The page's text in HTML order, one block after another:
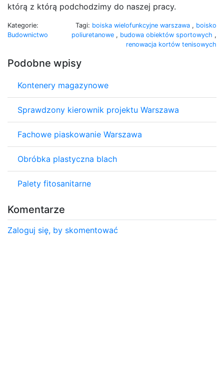
którą z którą podchodzimy do naszej pracy.
Kategorie:
Budownictwo
Tagi: boiska wielofunkcyjne warszawa , boisko
poliuretanowe , budowa obiektów sportowych ,
renowacja kortów tenisowych
Podobne wpisy
Kontenery magazynowe
Sprawdzony kierownik projektu Warszawa
Fachowe piaskowanie Warszawa
Obróbka plastyczna blach
Palety fitosanitarne
Komentarze
Zaloguj się, by skomentować